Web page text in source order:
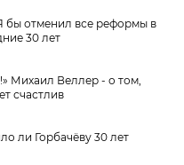
бы отменил все реформы в
30 лет
Михаил Веллер - о том,
счастлив
ли Горбачёву 30 лет